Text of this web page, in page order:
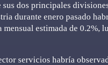
dos principales
durante enero pasado
estimada de 0.2%,
servicios habría